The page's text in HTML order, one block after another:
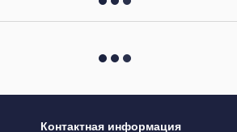
Контактная информация